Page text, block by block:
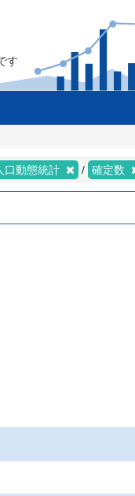
す
口動態統計 確定数